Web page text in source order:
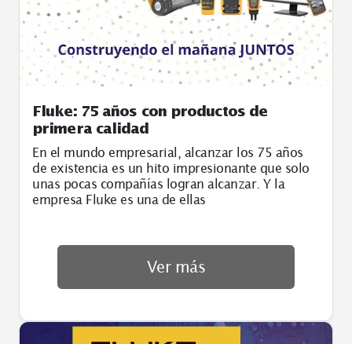
Fluke: 75 años con productos de
primera calidad
En el mundo empresarial, alcanzar los 75 años
de existencia es un hito impresionante que solo
unas pocas compañías logran alcanzar. Y la
empresa Fluke es una de ellas
Ver más